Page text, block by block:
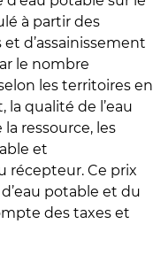
à partir des
d’assainissement
le nombre
les territoires en
qualité de l’eau
ressource, les
et
récepteur. Ce prix
potable et du
des taxes et